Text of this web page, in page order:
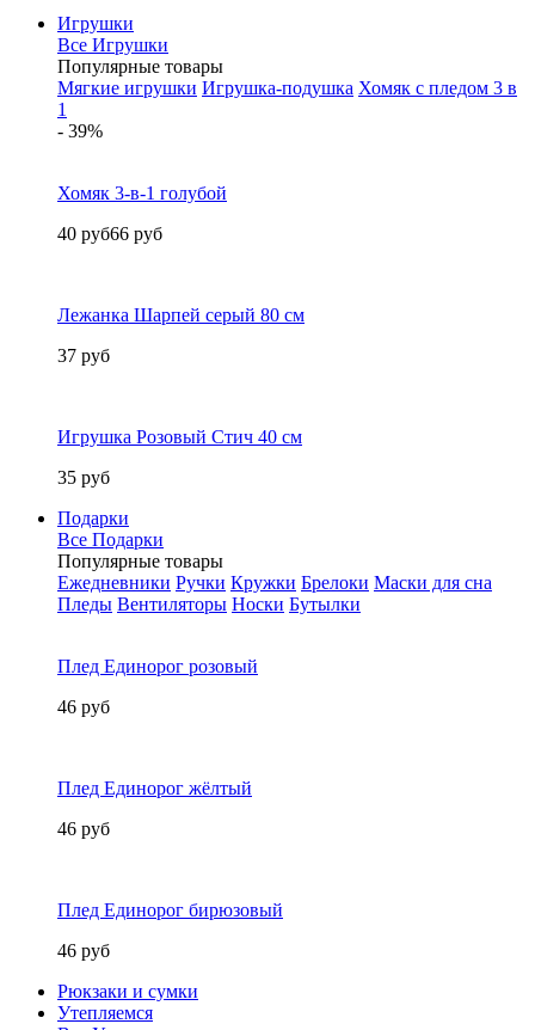
Игрушки
Все Игрушки
Популярные товары
Мягкие игрушки Игрушка-подушка Хомяк с пледом 3 в
1
- 39%
Хомяк 3-в-1 голубой
40 руб66 руб
Лежанка Шарпей серый 80 см
37 руб
Игрушка Розовый Стич 40 см
35 руб
Подарки
Все Подарки
Популярные товары
Ежедневники Ручки Кружки Брелоки Маски для сна
Пледы Вентиляторы Носки Бутылки
Плед Единорог розовый
46 руб
Плед Единорог жёлтый
46 руб
Плед Единорог бирюзовый
46 руб
Рюкзаки и сумки
Утепляемся